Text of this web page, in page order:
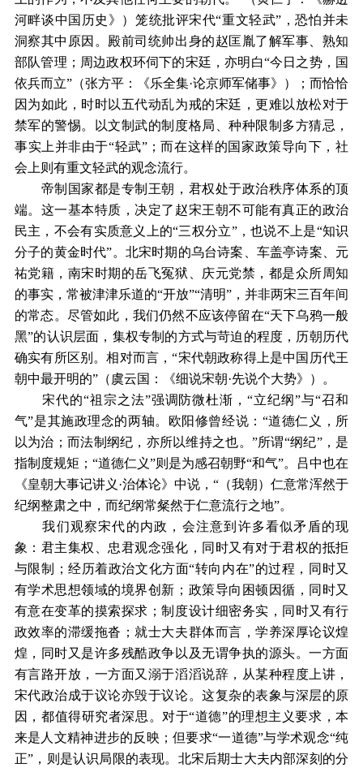
河畔谈中国历史》）笼统批评宋代“重文轻武”，恐怕并未
洞察其中原因。殿前司统帅出身的赵匡胤了解军事、熟知
部队管理；周边政权环伺下的宋廷，亦明白“今日之势，国
依兵而立”（张方平：《乐全集·论京师军储事》）；而恰恰
因为如此，时时以五代动乱为戒的宋廷，更难以放松对于
禁军的警惕。以文制武的制度格局、种种限制多方猜忌，
事实上并非由于“轻武”；而在这样的国家政策导向下，社
会上则有重文轻武的观念流行。
帝制国家都是专制王朝，君权处于政治秩序体系的顶
端。这一基本特质，决定了赵宋王朝不可能有真正的政治
民主，不会有实质意义上的“三权分立”，也说不上是“知识
分子的黄金时代”。北宋时期的乌台诗案、车盖亭诗案、元
祐党籍，南宋时期的岳飞冤狱、庆元党禁，都是众所周知
的事实，常被津津乐道的“开放”“清明”，并非两宋三百年间
的常态。尽管如此，我们仍然不应该停留在“天下乌鸦一般
黑”的认识层面，集权专制的方式与苛迫的程度，历朝历代
确实有所区别。相对而言，“宋代朝政称得上是中国历代王
朝中最开明的”（虞云国：《细说宋朝·先说个大势》）。
宋代的“祖宗之法”强调防微杜渐，“立纪纲”与“召和
气”是其施政理念的两轴。欧阳修曾经说：“道德仁义，所
以为治；而法制纲纪，亦所以维持之也。”所谓“纲纪”，是
指制度规矩；“道德仁义”则是为感召朝野“和气”。吕中也在
《皇朝大事记讲义·治体论》中说，“（我朝）仁意常浑然于
纪纲整肃之中，而纪纲常粲然于仁意流行之地”。
我们观察宋代的内政，会注意到许多看似矛盾的现
象：君主集权、忠君观念强化，同时又有对于君权的抵拒
与限制；经历着政治文化方面“转向内在”的过程，同时又
有学术思想领域的境界创新；政策导向困顿因循，同时又
有意在变革的摸索探求；制度设计细密务实，同时又有行
政效率的滞缓拖沓；就士大夫群体而言，学养深厚论议煌
煌，同时又是许多残酷政争以及无谓争执的源头。一方面
有言路开放，一方面又溺于滔滔说辞，从某种程度上讲，
宋代政治成于议论亦毁于议论。这复杂的表象与深层的原
因，都值得研究者深思。对于“道德”的理想主义要求，本
来是人文精神进步的反映；但要求“一道德”与学术观念“纯
正”，则是认识局限的表现。北宋后期士大夫内部深刻的分